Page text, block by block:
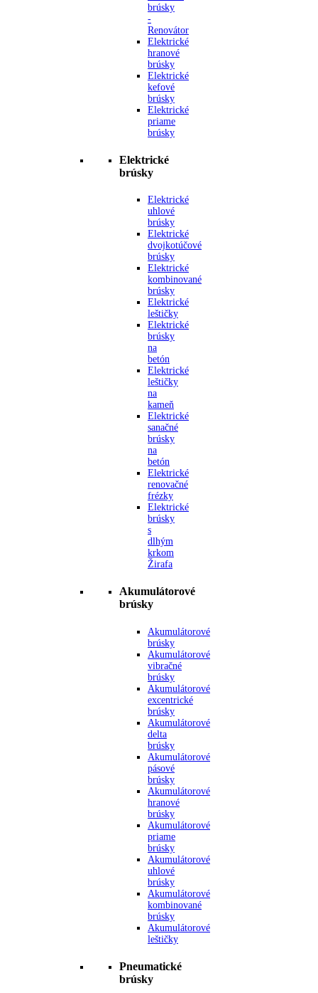
brúsky
-
Renovátor
Elektrické
hranové
brúsky
Elektrické
kefové
brúsky
Elektrické
priame
brúsky
Elektrické
brúsky
Elektrické
uhlové
brúsky
Elektrické
dvojkotúčové
brúsky
Elektrické
kombinované
brúsky
Elektrické
leštičky
Elektrické
brúsky
na
betón
Elektrické
leštičky
na
kameň
Elektrické
sanačné
brúsky
na
betón
Elektrické
renovačné
frézky
Elektrické
brúsky
s
dlhým
krkom
Žirafa
Akumulátorové
brúsky
Akumulátorové
brúsky
Akumulátorové
vibračné
brúsky
Akumulátorové
excentrické
brúsky
Akumulátorové
delta
brúsky
Akumulátorové
pásové
brúsky
Akumulátorové
hranové
brúsky
Akumulátorové
priame
brúsky
Akumulátorové
uhlové
brúsky
Akumulátorové
kombinované
brúsky
Akumulátorové
leštičky
Pneumatické
brúsky